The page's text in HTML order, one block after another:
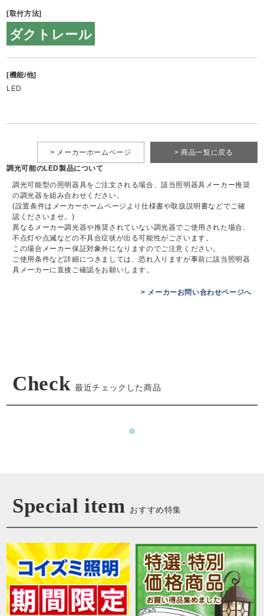
[取付方法]
ダクトレール
[機能/他]
LED
> 商品一覧に戻る
> メーカーホームページ
調光可能のLED製品について
調光可能型の照明器具をご注文される場合、該当照明器具メーカー推奨
の調光器を組み合わせください。
(設置条件はメーカーホームページより仕様書や取扱説明書などでご確
認くださいませ。)
異なるメーカー調光器や推奨されていない調光器でご使用された場合、
不点灯や点滅などの不具合症状が出る可能性がございます。
この場合メーカー保証対象外になりますのでご注意ください。
ご使用条件など詳細につきましては、恐れ入りますが事前に該当照明器
具メーカーに直接ご確認をお願いします。
> メーカーお問い合わせページへ
Check 最近チェックした商品
Special item おすすめ特集